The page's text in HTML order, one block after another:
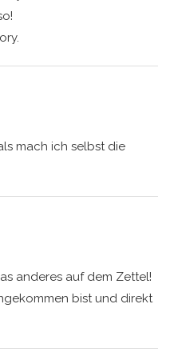
mach ich selbst die
anderes auf dem Zettel!
bist und direkt